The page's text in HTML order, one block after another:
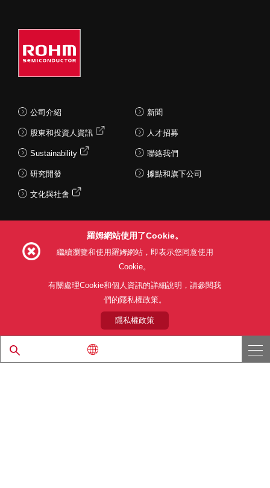
公司介紹
股東和投資人資訊
Sustainability
研究開發
文化與社會
新聞
人才招募
聯絡我們
據點和旗下公司
利用目的 隱私權政策
關於本公司產品銷售之標準條款(PDF)
© 1997 - 2026 ROHM CO., LTD. ALL RIGHTS RESERVED.
羅姆網站使用了Cookie。
繼續瀏覽和使用羅姆網站，即表示您同意使用
Cookie。
有關處理Cookie和個人資訊的詳細說明，請參閱我
們的隱私權政策。
隱私權政策